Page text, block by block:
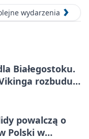
wydarzenia
Białegostoku.
rozbuduje
powalczą o
Polski w